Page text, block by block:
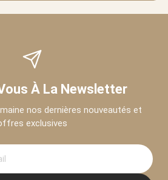
À La Newsletter
nos dernières nouveautés et
exclusives